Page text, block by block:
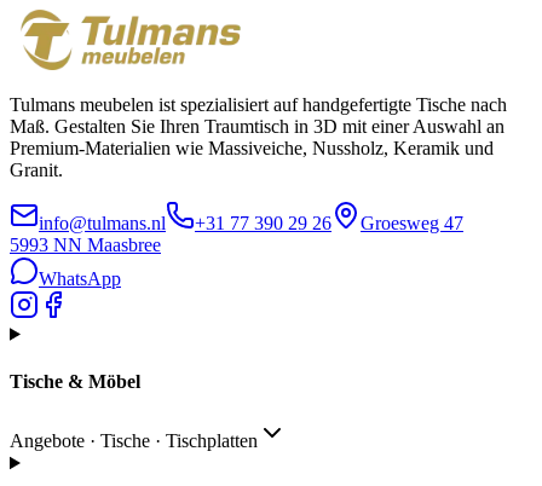
Tulmans meubelen ist spezialisiert auf handgefertigte Tische nach
Maß. Gestalten Sie Ihren Traumtisch in 3D mit einer Auswahl an
Premium-Materialien wie Massiveiche, Nussholz, Keramik und
Granit.
info@tulmans.nl +31 77 390 29 26
Groesweg 47
5993 NN Maasbree
WhatsApp
Tische & Möbel
Angebote · Tische · Tischplatten